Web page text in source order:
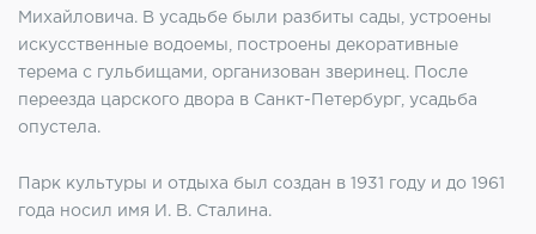
Михайловича. В усадьбе были разбиты сады, устроены
искусственные водоемы, построены декоративные
терема с гульбищами, организован зверинец. После
переезда царского двора в Санкт-Петербург, усадьба
опустела.
Парк культуры и отдыха был создан в 1931 году и до 1961
года носил имя И. В. Сталина.